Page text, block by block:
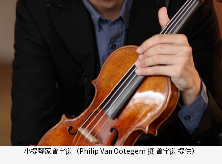
小提琴家曾宇谦（Philip Van Ootegem 摄 曾宇谦 提供）